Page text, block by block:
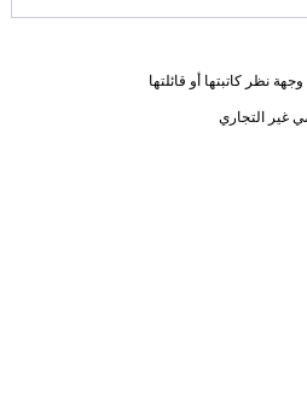
نظر كاتبتها أو قائلتها
غير التجاري